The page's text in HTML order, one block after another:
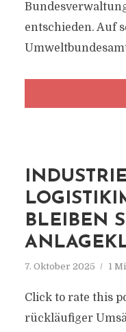
entschieden. Auf
BLEIBEN
7. Oktober 2025 1
Click to rate this
rückläufiger